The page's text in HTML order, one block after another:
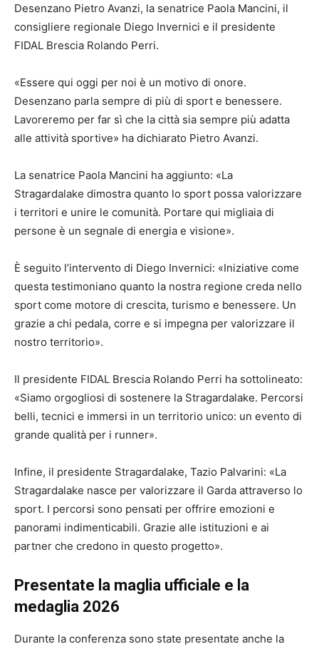
Desenzano Pietro Avanzi, la senatrice Paola Mancini, il
consigliere regionale Diego Invernici e il presidente
FIDAL Brescia Rolando Perri.
«Essere qui oggi per noi è un motivo di onore.
Desenzano parla sempre di più di sport e benessere.
Lavoreremo per far sì che la città sia sempre più adatta
alle attività sportive» ha dichiarato Pietro Avanzi.
La senatrice Paola Mancini ha aggiunto: «La
Stragardalake dimostra quanto lo sport possa valorizzare
i territori e unire le comunità. Portare qui migliaia di
persone è un segnale di energia e visione».
È seguito l’intervento di Diego Invernici: «Iniziative come
questa testimoniano quanto la nostra regione creda nello
sport come motore di crescita, turismo e benessere. Un
grazie a chi pedala, corre e si impegna per valorizzare il
nostro territorio».
Il presidente FIDAL Brescia Rolando Perri ha sottolineato:
«Siamo orgogliosi di sostenere la Stragardalake. Percorsi
belli, tecnici e immersi in un territorio unico: un evento di
grande qualità per i runner».
Infine, il presidente Stragardalake, Tazio Palvarini: «La
Stragardalake nasce per valorizzare il Garda attraverso lo
sport. I percorsi sono pensati per offrire emozioni e
panorami indimenticabili. Grazie alle istituzioni e ai
partner che credono in questo progetto».
Presentate la maglia ufficiale e la
medaglia 2026
Durante la conferenza sono state presentate anche la